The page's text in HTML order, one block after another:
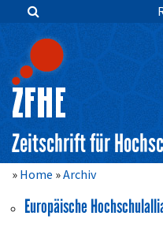
Zum
springen
Hauptnavigation
Inhalt
Sidebar
Zeitschrift für
Home Archiv
Europäische